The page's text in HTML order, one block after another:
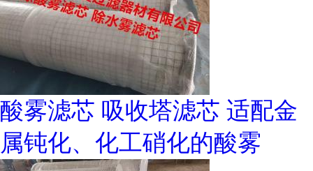
酸雾滤芯 吸收塔滤芯 适配金
属钝化、化工硝化的酸雾